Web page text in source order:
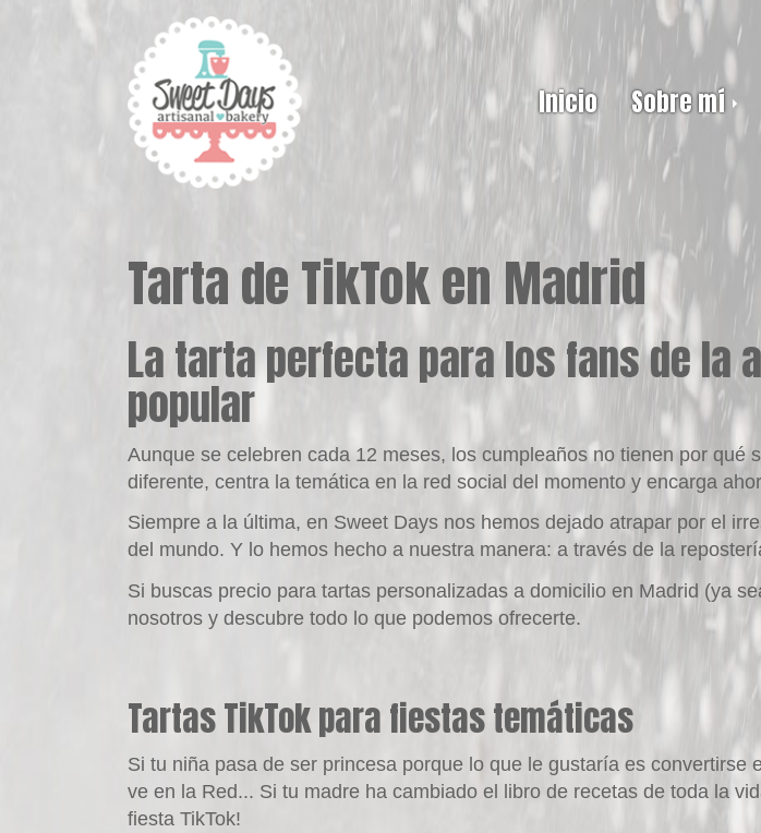
Inicio Sobre mí
Tarta de TikTok en Madrid
La tarta perfecta para los fans de
popular
Aunque se celebren cada 12 meses, los cumpleaños no tienen por
diferente, centra la temática en la red social del momento y encarga
Siempre a la última, en Sweet Days nos hemos dejado atrapar por el
del mundo. Y lo hemos hecho a nuestra manera: a través de la
Si buscas precio para tartas personalizadas a domicilio en Madrid (ya
nosotros y descubre todo lo que podemos ofrecerte.
Tartas TikTok para fiestas temáticas
Si tu niña pasa de ser princesa porque lo que le gustaría es
ve en la Red... Si tu madre ha cambiado el libro de recetas de toda la
fiesta TikTok!